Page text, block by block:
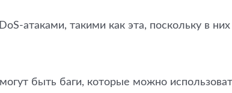
атаками, такими как эта, поскольку в
быть баги, которые можно